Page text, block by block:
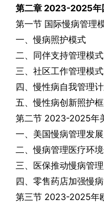
第二章 2023-2025年
第一节 国际慢病管理
一、慢病照护模式
二、同伴支持管理模式
三、社区工作管理模式
四、慢性病自我管理
五、慢性病创新照护
第二节 2023-2025年
一、美国慢病管理发
二、慢病管理医疗环
三、医保推动慢病管
四、零售药店加强慢
第三节 2023-2025年